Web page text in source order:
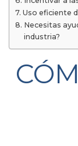
Uso eficiente
Necesitas
industria?